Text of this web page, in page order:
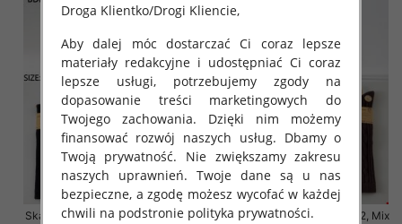
Skarpety damskie Roz 35-42, Mix
Skarpety damskie Roz 35-42, Mix
Droga Klientko/Drogi Kliencie,
Aby dalej móc dostarczać Ci coraz lepsze
materiały redakcyjne i udostępniać Ci coraz
lepsze usługi, potrzebujemy zgody na
dopasowanie treści marketingowych do
Twojego zachowania. Dzięki nim możemy
finansować rozwój naszych usług. Dbamy o
Twoją prywatność. Nie zwiększamy zakresu
naszych uprawnień. Twoje dane są u nas
bezpieczne, a zgodę możesz wycofać w każdej
chwili na podstronie polityka prywatności.